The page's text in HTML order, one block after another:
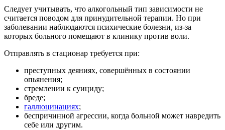
Следует учитывать, что алкогольный тип зависимости не
считается поводом для принудительной терапии. Но при
заболевании наблюдаются психические болезни, из-за
которых больного помещают в клинику против воли.
Отправлять в стационар требуется при:
преступных деяниях, совершённых в состоянии
опьянения;
стремлении к суициду;
бреде;
галлюцинациях;
беспричинной агрессии, когда больной может навредить
себе или другим.